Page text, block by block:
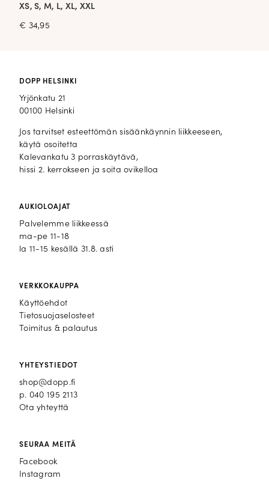
XS, S, M, L, XL, XXL
€ 34,95
DOPP HELSINKI
Yrjönkatu 21
00100 Helsinki
Jos tarvitset esteettömän sisäänkäynnin liikkeeseen,
käytä osoitetta
Kalevankatu 3 porraskäytävä,
hissi 2. kerrokseen ja soita ovikelloa
AUKIOLOAJAT
Palvelemme liikkeessä
ma-pe 11-18
la 11-15 kesällä 31.8. asti
VERKKOKAUPPA
Käyttöehdot
Tietosuojaselosteet
Toimitus & palautus
YHTEYSTIEDOT
shop@dopp.fi
p. 040 195 2113
Ota yhteyttä
SEURAA MEITÄ
Facebook
Facebook
Instagram
Instagram